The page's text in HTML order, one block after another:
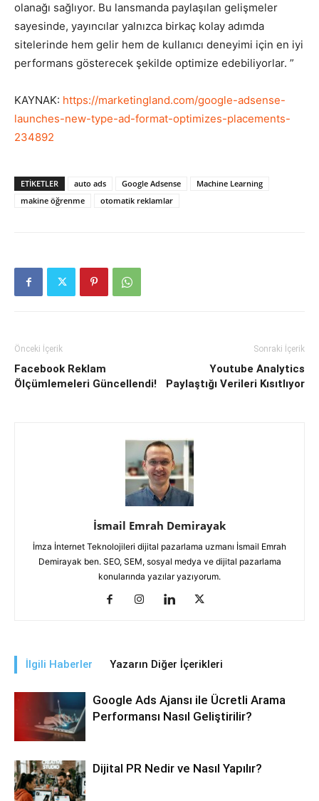
olanağı sağlıyor. Bu lansmanda paylaşılan gelişmeler
sayesinde, yayıncılar yalnızca birkaç kolay adımda
sitelerinde hem gelir hem de kullanıcı deneyimi için en iyi
performans gösterecek şekilde optimize edebiliyorlar. ”
KAYNAK: https://marketingland.com/google-adsense-
launches-new-type-ad-format-optimizes-placements-
234892
ETIKETLER auto ads Google Adsense
Machine Learning
makine öğrenme
otomatik reklamlar
Önceki İçerik
Facebook Reklam
Ölçümlemeleri Güncellendi!
Sonraki İçerik
Youtube Analytics
Paylaştığı Verileri Kısıtlıyor
İsmail Emrah Demirayak
İmza İnternet Teknolojileri dijital pazarlama uzmanı İsmail Emrah
Demirayak ben. SEO, SEM, sosyal medya ve dijital pazarlama
konularında yazılar yazıyorum.
İlgili Haberler Yazarın Diğer İçerikleri
Google Ads Ajansı ile Ücretli Arama
Performansı Nasıl Geliştirilir?
Dijital PR Nedir ve Nasıl Yapılır?